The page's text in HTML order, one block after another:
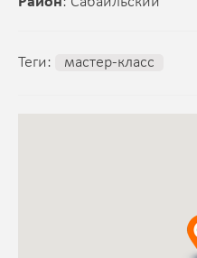
Теги: мастер-класс